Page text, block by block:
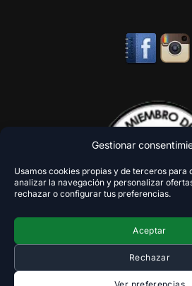
Gestionar
Usamos cookies propias y de terceros para
analizar la navegación y personalizar
rechazar o configurar tus preferencias.
Aceptar
Rechazar